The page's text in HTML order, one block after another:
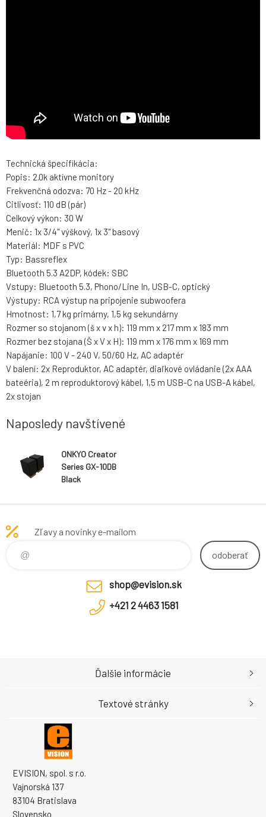
Technická špecifikácia:
Popis: 2.0k aktívne monitory
Frekvenčná odozva: 70 Hz - 20 kHz
Citlivosť: 110 dB (pár)
Celkový výkon: 30 W
Menič: 1x 3/4" výškový, 1x 3" basový
Materiál: MDF s PVC
Typ: Bassreflex
Bluetooth 5.3 A2DP, kódek: SBC
Vstupy: Bluetooth 5.3, Phono/Line In, USB-C, optický
Výstupy: RCA výstup na pripojenie subwoofera
Hmotnost: 1,7 kg primárny, 1,5 kg sekundárny
Rozmer so stojanom (š x v x h): 119 mm x 217 mm x 183 mm
Rozmer bez stojana (Š x V x H): 119 mm x 176 mm x 169 mm
Napájanie: 100 V - 240 V, 50/60 Hz, AC adaptér
V balení: 2x Reproduktor, AC adaptér, diaľkové ovládanie (2x AAA
bateéria), 2 m reproduktorový kábel, 1,5 m USB-C na USB-A kábel,
2x stojan
Naposledy navštívené
ONKYO Creator
Series GX-10DB
Black
Zľavy a novinky e-mailom
odoberať
shop@evision.sk
+421 2 4463 1581
EVISION, spol. s r.o.
Vajnorská 137
83104 Bratislava
Slovensko
Ďalšie informácie
Textové stránky